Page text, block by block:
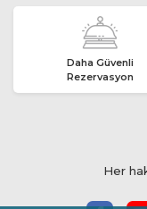
Daha Güvenli
Rezervasyon
Her